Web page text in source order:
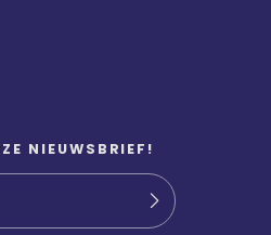
NIEUWSBRIEF!